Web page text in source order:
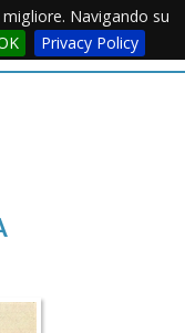
Navigando su
Privacy PolicyMenu